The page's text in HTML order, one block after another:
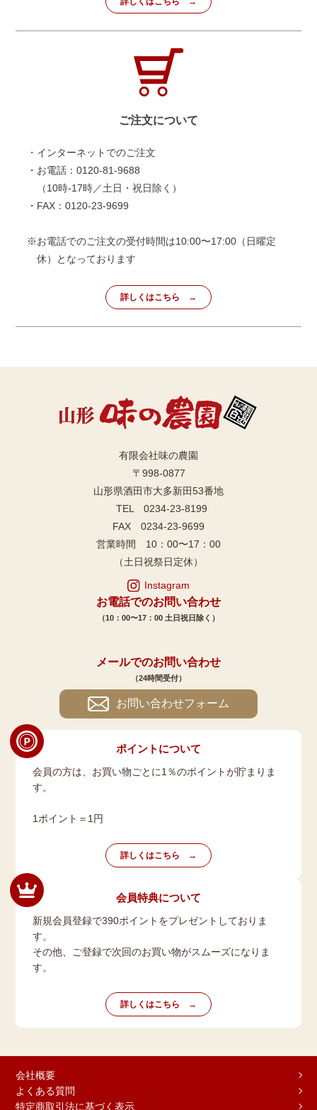
ご注文について
・インターネットでのご注文
・お電話：0120-81-9688
（10時-17時／土日・祝日除く）
・FAX：0120-23-9699
※お電話でのご注文の受付時間は10:00〜17:00（日曜定
休）となっております
詳しくはこちら
有限会社味の農園
〒998-0877
山形県酒田市大多新田53番地
TEL 0234-23-8199
FAX 0234-23-9699
営業時間 10：00〜17：00
（土日祝祭日定休）
Instagram
お電話でのお問い合わせ
（10：00〜17：00 土日祝日除く）
メールでのお問い合わせ
（24時間受付）
お問い合わせフォーム
ポイントについて
会員の方は、お買い物ごとに1％のポイントが貯まりま
す。
1ポイント＝1円
詳しくはこちら
会員特典について
新規会員登録で390ポイントをプレゼントしておりま
す。
その他、ご登録で次回のお買い物がスムーズになりま
す。
詳しくはこちら
会社概要
よくある質問
特定商取引法に基づく表示